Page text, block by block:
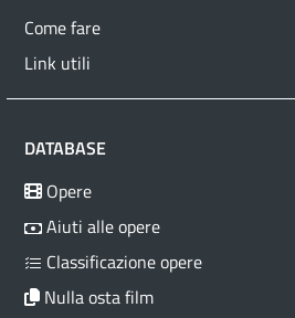
Come fare
Link utili
DATABASE
Opere
Aiuti alle opere
Classificazione opere
Nulla osta film